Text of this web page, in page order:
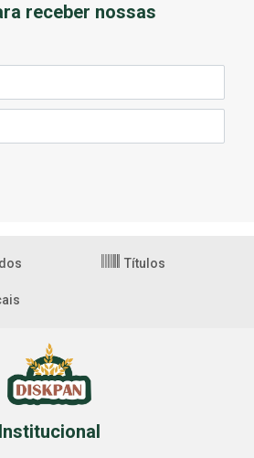
receber nossas
Títulos
Institucional